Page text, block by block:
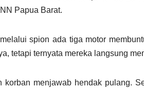
Papua Barat.
spion ada tiga motor
tetapi ternyata mereka langsung
menjawab hendak pulang.